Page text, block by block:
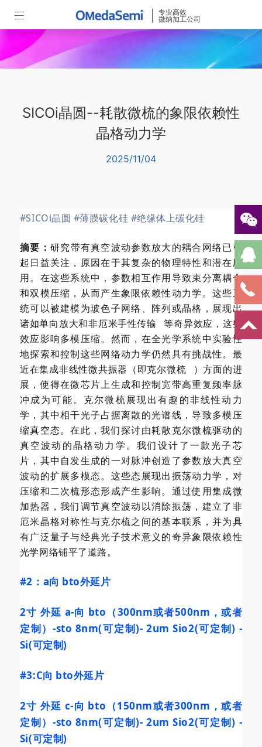
专业高效
微纳加工公司
SICOi晶圆--耗散微梳的象限依赖性
晶格动力学
2025/11/04
#SICOi晶圆 #薄膜碳化硅 #绝缘体上碳化硅
摘要： 研究带有真空波动参数放大的耦合网络已引
起日益关注，原因在于其复杂的物理特性和潜在应
用。在这些系统中，参数相互作用导致束分离耦合
和双模压缩，从而产生象限依赖性动力学。这些系
统可以被建模为玻色子网络、阵列或晶格，展现出
诸如单向放大和非厄米手性传输
等奇异效应，这些
效应影响多模压缩。然而，在全光学系统中实验性
地探索和控制这些网络动力学仍然具有挑战性。最
近在集成非线性微共振器（即克尔微梳
）方面的进
展，使得在微芯片上生成和控制宽带高重复频率脉
冲成为可能。克尔微梳展现出有趣的非线性动力
学，其中相干光子占据离散的光谱线，导致多模压
缩真空态。在此，我们探讨由耗散克尔微梳驱动的
真空波动的晶格动力学。我们设计了一款光子芯
片，其中自发生成的一对脉冲创造了参数放大真空
波动的扩展多模态。这些态展现出振荡动力学，对
压缩和二次梳形态形成产生影响。通过使用集成微
加热器，我们调节真空波动以消除振荡，建立了非
厄米晶格对称性与克尔梳之间的基本联系，并为具
有广泛量子与经典光子技术意义的奇异象限依赖性
光学网络铺平了道路。
#2 ：a向 bto外延片
2寸 外延 a-向 bto（300nm或者500nm，或者
定制）-sto 8nm(可定制)- 2um Sio2(可定制) -
Si(可定制)
#3:C向 bto外延片
2寸 外延 c-向 bto（150nm或者300nm，或者
定制）-sto 8nm(可定制)- 2um Sio2(可定制) -
Si(可定制)